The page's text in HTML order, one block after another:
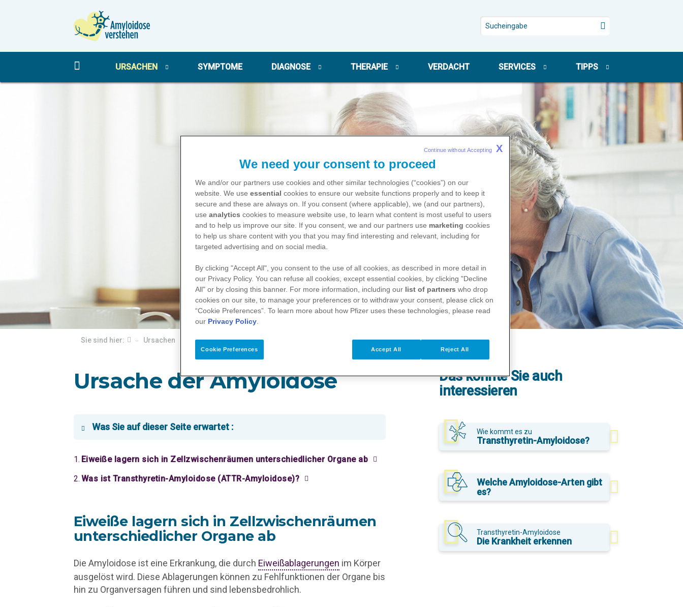
Skip
Home
page
URSACHEN SYMPTOME DIAGNOSE THERAPIE VERDACHT SERVICES TIPPS
Sie sind hier: Ursachen Was ist Transthyretin-Amyloidose?
Ursache der Amyloidose
Was Sie auf dieser Seite erwartet :
Eiweiße lagern sich in Zellzwischenräumen unterschiedlicher Organe ab
Was ist Transthyretin-Amyloidose (ATTR-Amyloidose)?
Eiweiße lagern sich in Zellzwischenräumen
unterschiedlicher Organe ab
Die Amyloidose ist eine Erkrankung, die durch Eiweißablagerungen im Körper
ausgelöst wird. Diese Ablagerungen können zu Fehlfunktionen der Organe bis
hin zu Organversagen führen und sind lebensbedrohlich.
Das könnte Sie auch
interessieren
Wie kommt es zu
Transthyretin-Amyloidose?
Welche Amyloidose-Arten gibt
es?
Transthyretin-Amyloidose
Die Krankheit erkennen
We need your consent to proceed
We and/or our partners use cookies and other similar technologies (“cookies”) on our
website. We use essential cookies to ensure our website functions properly and to keep it
secure and these are always on. If you consent (where applicable), we (and our partners),
use analytics cookies to measure website use, to learn what content is most useful to users
and to help us improve our site. If you consent, we and our partners use marketing cookies
to help us share content with you that you may find interesting and relevant, including for
targeted advertising and on social media.
By clicking "Accept All", you consent to the use of all cookies, as described in more detail in
our Privacy Policy. You can refuse all cookies, except essential cookies, by clicking "Decline
All" or by closing this banner. For more information, including our list of partners who drop
cookies on our site, to manage your preferences or to withdraw your consent, please click on
“Cookie Preferences”. To learn more about how Pfizer uses these technologies, please read
our Privacy Policy
Cookie Preferences Reject All
Accept All
Continue without Accepting X